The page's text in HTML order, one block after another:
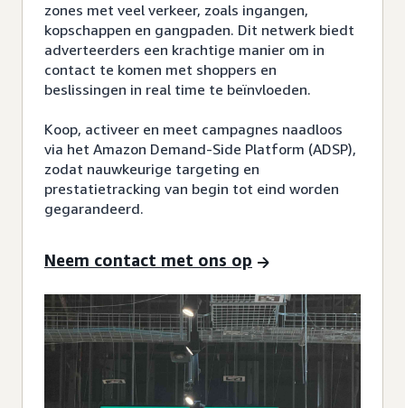
zones met veel verkeer, zoals ingangen,
kopschappen en gangpaden. Dit netwerk biedt
adverteerders een krachtige manier om in
contact te komen met shoppers en
beslissingen in real time te beïnvloeden.
Koop, activeer en meet campagnes naadloos
via het Amazon Demand-Side Platform (ADSP),
zodat nauwkeurige targeting en
prestatietracking van begin tot eind worden
gegarandeerd.
Neem contact met ons op